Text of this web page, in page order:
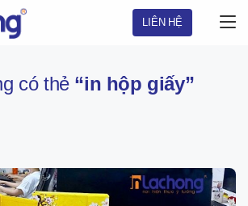
LIÊN HỆ
có thẻ “in hộp giấy”